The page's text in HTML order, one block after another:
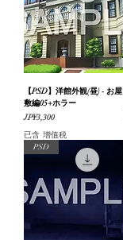
【PSD】洋館外観(昼) - お屋
敷編05+ホラー
價格
JP¥3,300
已含 增值税
PSD